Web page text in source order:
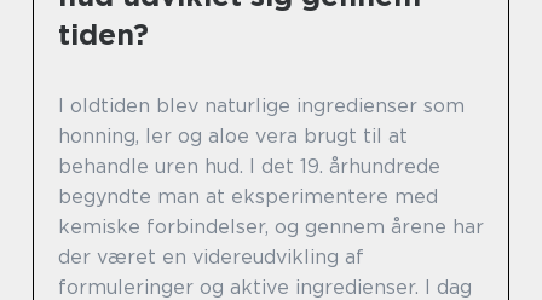
tiden?
I oldtiden blev naturlige ingredienser som
honning, ler og aloe vera brugt til at
behandle uren hud. I det 19. århundrede
begyndte man at eksperimentere med
kemiske forbindelser, og gennem årene har
der været en videreudvikling af
formuleringer og aktive ingredienser. I dag